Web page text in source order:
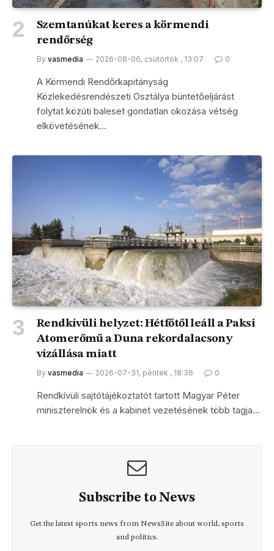
Szemtanúkat keres a körmendi
rendőrség
By vasmedia 2026-08-06, csütörtök , 13:07 0
A Körmendi Rendőrkapitányság
Közlekedésrendészeti Osztálya büntetőeljárást
folytat közúti baleset gondatlan okozása vétség
elkövetésének…
Rendkívüli helyzet: Hétfőtől leáll a Paksi
Atomerőmű a Duna rekordalacsony
vízállása miatt
By vasmedia 2026-07-31, péntek , 18:36 0
Rendkívüli sajtótájékoztatót tartott Magyar Péter
miniszterelnök és a kabinet vezetésének több tagja…
Subscribe to News
Get the latest sports news from NewsSite about world, sports
and politics.